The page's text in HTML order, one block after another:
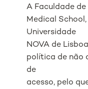
A Faculdade
Medical
Universidade
NOVA de
política de não
de
acesso, pelo